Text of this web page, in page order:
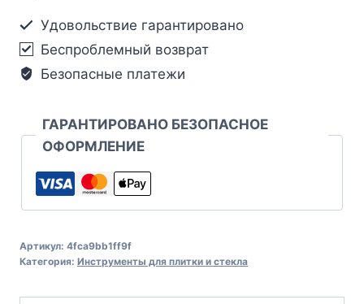
Удовольствие гарантировано
Беспроблемный возврат
Безопасные платежи
ГАРАНТИРОВАНО БЕЗОПАСНОЕ
ОФОРМЛЕНИЕ
Артикул: 4fca9bb1ff9f
Категория: Инструменты для плитки и стекла